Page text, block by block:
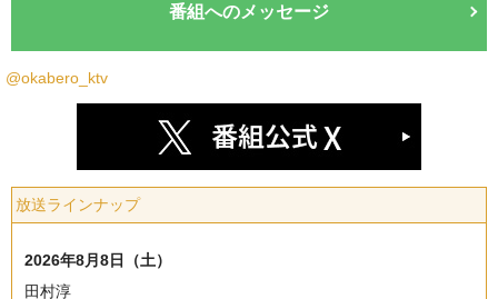
番組へのメッセージ
@okabero_ktv
放送ラインナップ
2026年8月8日（土）
田村淳